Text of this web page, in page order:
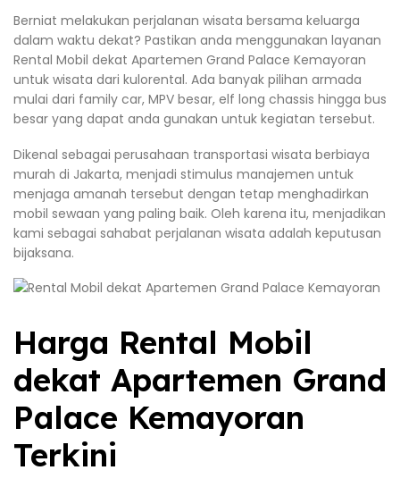
Berniat melakukan perjalanan wisata bersama keluarga
dalam waktu dekat? Pastikan anda menggunakan layanan
Rental Mobil dekat Apartemen Grand Palace Kemayoran
untuk wisata dari kulorental. Ada banyak pilihan armada
mulai dari family car, MPV besar, elf long chassis hingga bus
besar yang dapat anda gunakan untuk kegiatan tersebut.
Dikenal sebagai perusahaan transportasi wisata berbiaya
murah di Jakarta, menjadi stimulus manajemen untuk
menjaga amanah tersebut dengan tetap menghadirkan
mobil sewaan yang paling baik. Oleh karena itu, menjadikan
kami sebagai sahabat perjalanan wisata adalah keputusan
bijaksana.
Harga Rental Mobil
dekat Apartemen Grand
Palace Kemayoran
Terkini